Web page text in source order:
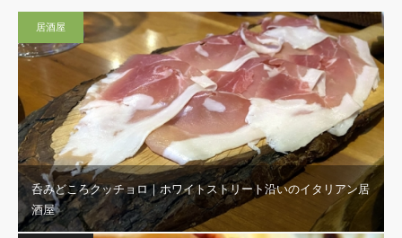
居酒屋
呑みどころクッチョロ｜ホワイトストリート沿いのイタリアン居
酒屋